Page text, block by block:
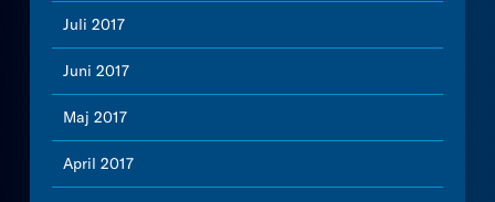
Juli 2017
Juni 2017
Maj 2017
April 2017